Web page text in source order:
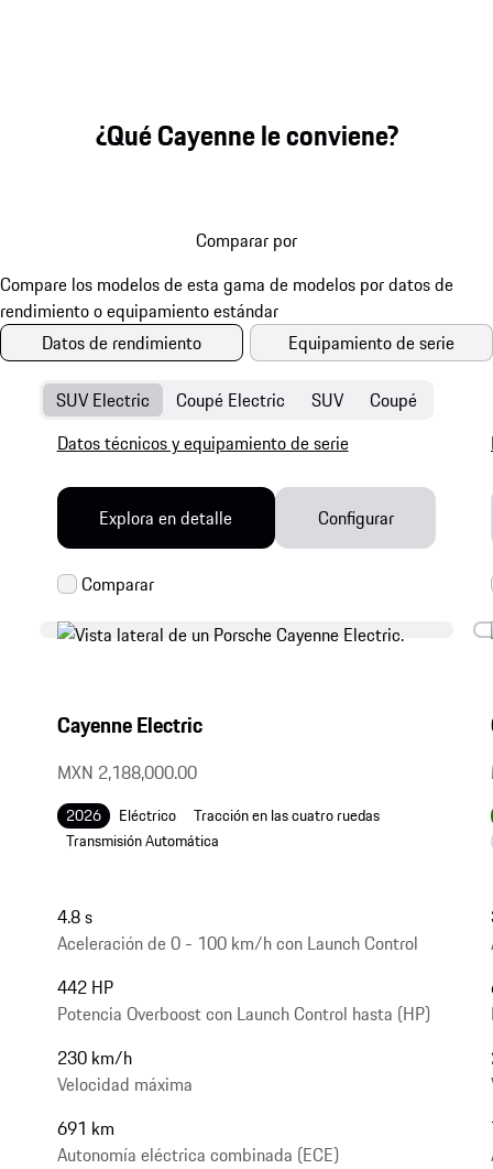
¿Qué Cayenne le conviene?
Comparar por
Datos de rendimiento Equipamiento de serie
SUV Electric Coupé Electric SUV Coupé
Cayenne Electric
MXN 2,188,000.00
2026 Eléctrico
Tracción en las cuatro ruedas
Transmisión Automática
4.8 s
Aceleración de 0 - 100 km/h con Launch Control
442 HP
Potencia Overboost con Launch Control hasta (HP)
230 km/h
Velocidad máxima
691 km
Autonomía eléctrica combinada (ECE)
Datos técnicos y equipamiento de serie
Explora en detalle Configurar